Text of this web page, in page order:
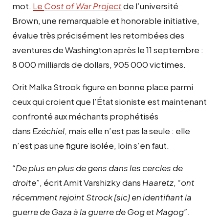
mot. Le Cost of War Projectde l’université
Brown, une remarquable et honorable initiative,
évalue très précisément les retombées des
aventures de Washington après le 11 septembre :
8 000 milliards de dollars, 905 000 victimes.
Orit Malka Strook figure en bonne place parmi
ceux qui croient que l’État sioniste est maintenant
confronté aux méchants prophétisés
dans Ezéchiel, mais elle n’est pas la seule : elle
n’est pas une figure isolée, loin s’en faut.
“De plus en plus de gens dans les cercles de
droite”, écrit Amit Varshizky dans Haaretz, “ont
récemment rejoint Strock [sic] en identifiant la
guerre de Gaza à la guerre de Gog et Magog”.